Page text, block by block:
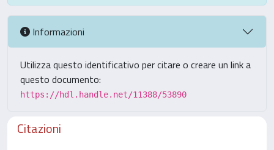
Informazioni
Utilizza questo identificativo per citare o creare un link a
questo documento:
https://hdl.handle.net/11388/53890
Citazioni